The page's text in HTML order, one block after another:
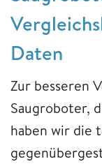
Daten
Zur besseren
Saugroboter,
haben wir die